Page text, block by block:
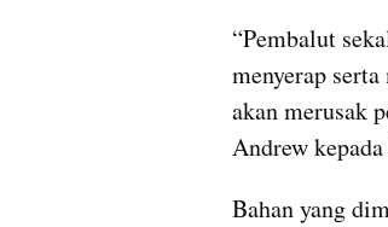
“Pembalut
menyerap
akan merusak
Andrew kepada
Bahan yang